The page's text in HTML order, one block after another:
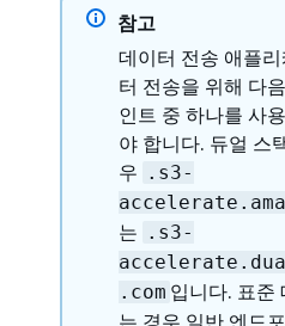
참고
데이터 전송 애플
터 전송을 위해 다
인트 중 하나를 사
야 합니다. 듀얼 스
우 .s3-
는 .s3-
.com 입니다. 표준
는 경우 일반 엔드